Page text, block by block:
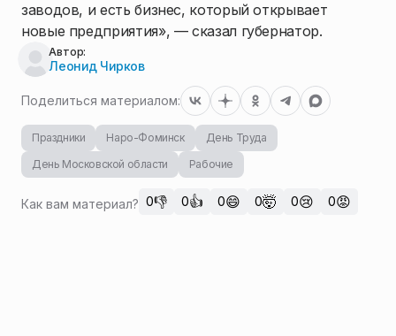
заводов, и есть бизнес, который открывает
новые предприятия», — сказал губернатор.
Автор:
Леонид Чирков
Поделиться материалом:
Праздники Наро-Фоминск
День Труда
День Московской области
Рабочие
Как вам материал? 0👎 0👍 0😄 0🤯 0😢 0😡